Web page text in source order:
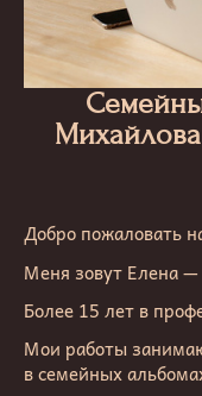
Добро пожаловать
Меня зовут Елена
Более 15 лет в
Мои работы
в семейных